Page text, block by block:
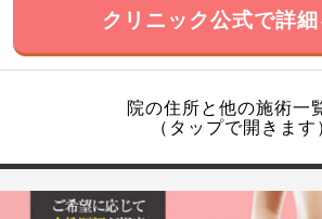
クリニック公式で詳
院の住所と他の施術一
（タップで開きます）